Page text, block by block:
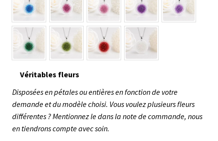
Véritables fleurs
Disposées en pétales ou entières en fonction de votre
demande et du modèle choisi. Vous voulez plusieurs fleurs
différentes ? Mentionnez le dans la note de commande, nous
en tiendrons compte avec soin.